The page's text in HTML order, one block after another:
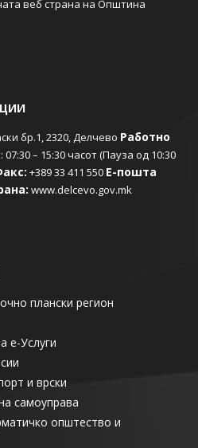
веб страна на Општина
бр.1, 2320, Делчево Работно
– 15:30 часот (Пауза од 10:30
+389 33 411 550 Е-пошта
www.delcevo.gov.mk
плански регион
е-Услуги
и врски
самоуправа
општество и